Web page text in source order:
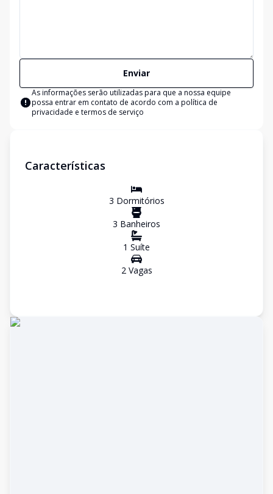
Enviar
As informações serão utilizadas para que a nossa equipe
possa entrar em contato de acordo com a política de
privacidade e termos de serviço
Características
3 Dormitórios
3 Banheiros
1 Suíte
2Vagas